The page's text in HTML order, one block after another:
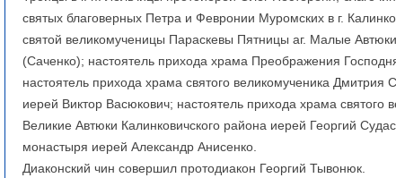
святых благоверных Петра и Февронии Муромских в г.
святой великомученицы Параскевы Пятницы аг. Малые
(Саченко); настоятель прихода храма Преображения
настоятель прихода храма святого великомученика Дмитрия
иерей Виктор Васюкович; настоятель прихода храма святого
Великие Автюки Калинковичского района иерей Георгий
монастыря иерей Александр Анисенко.
Диаконский чин совершил протодиакон Георгий Тывонюк.